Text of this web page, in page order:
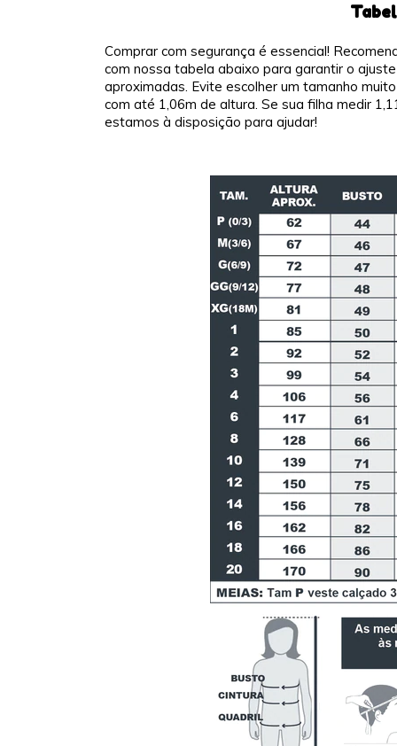
Comprar com segurança é essencial!
com nossa tabela abaixo para garantir o
aproximadas. Evite escolher um tamanho
com até 1,06m de altura. Se sua filha medir
estamos à disposição para ajudar!